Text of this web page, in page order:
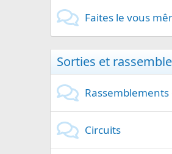
Faites le vous
Sorties et
Circuits